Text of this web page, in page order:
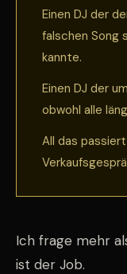
Einen DJ der
falschen Song
kannte.
Einen DJ der
obwohl alle
All das
Ich frage mehr
ist der Job.